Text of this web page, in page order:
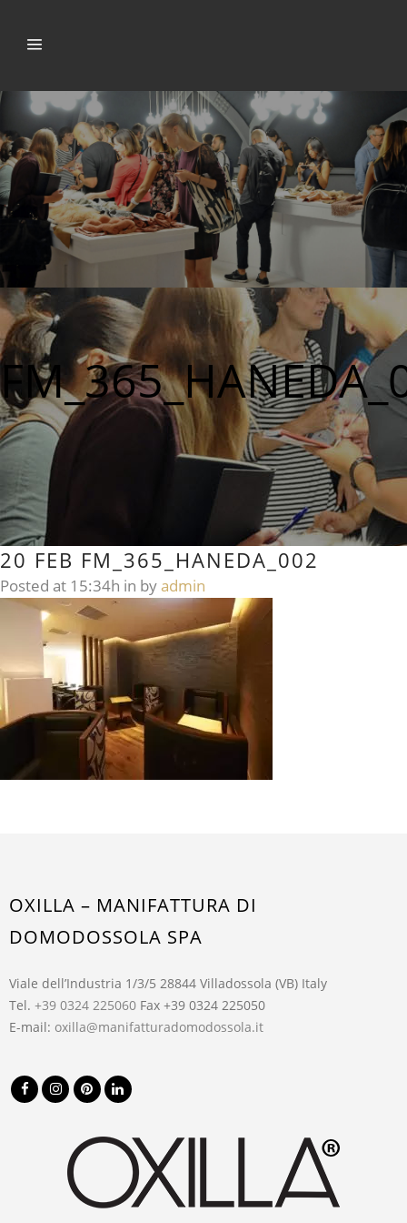
20 FEB FM_365_HANEDA_002
Posted at 15:34h in byadmin
OXILLA – MANIFATTURA DI
DOMODOSSOLA SPA
Viale dell’Industria 1/3/5 28844 Villadossola (VB) Italy
Tel. +39 0324 225060 Fax +39 0324 225050
E-mail: oxilla@manifatturadomodossola.it